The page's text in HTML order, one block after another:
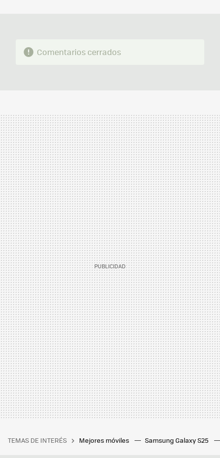
Comentarios cerrados
TEMAS DE INTERÉS Mejores móviles Samsung Galaxy S25